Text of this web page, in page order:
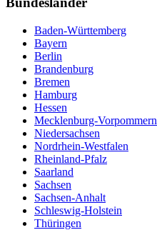
Baden-Württemberg
Bayern
Berlin
Brandenburg
Bremen
Hamburg
Hessen
Mecklenburg-Vorpommern
Niedersachsen
Nordrhein-Westfalen
Rheinland-Pfalz
Saarland
Sachsen
Sachsen-Anhalt
Schleswig-Holstein
Thüringen